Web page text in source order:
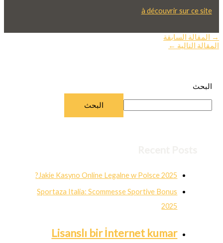
à découvrir sur ce site
→ المقالة السابقة
المقالة التالية ←
البحث
البحث
Jakie Kasyno Online Legalne w Polsce 2025?
Sportaza Italia: Scommesse Sportive Bonus
2025
Lisanslı bir İnternet kumar